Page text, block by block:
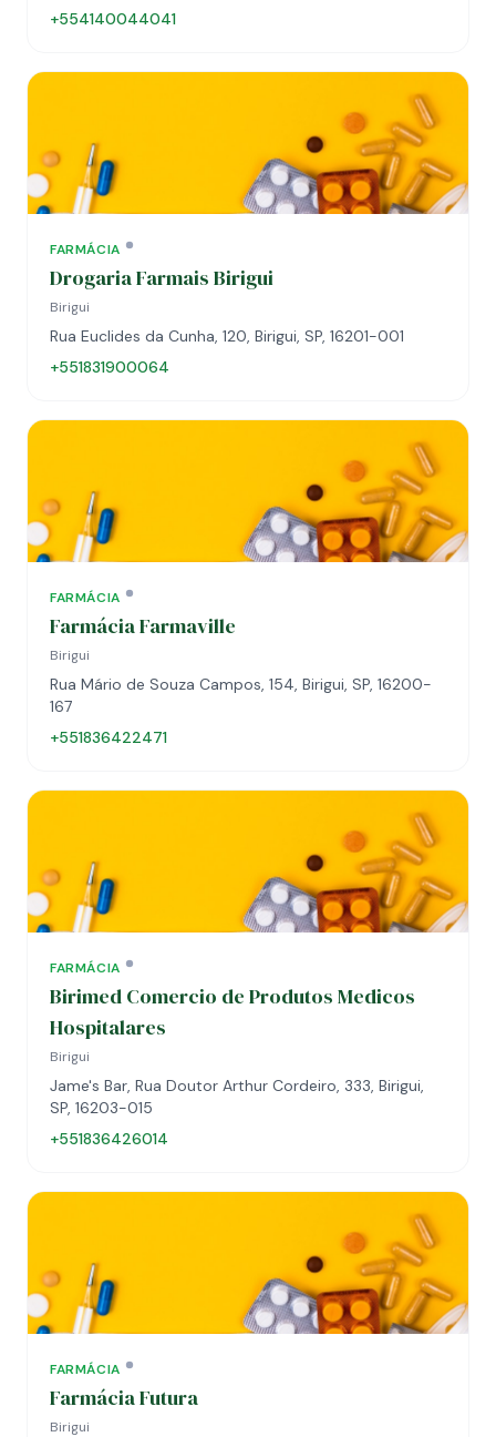
+554140044041
FARMÁCIA
Drogaria Farmais Birigui
Birigui
Rua Euclides da Cunha, 120, Birigui, SP, 16201-001
+551831900064
FARMÁCIA
Farmácia Farmaville
Birigui
Rua Mário de Souza Campos, 154, Birigui, SP, 16200-
167
+551836422471
FARMÁCIA
Birimed Comercio de Produtos Medicos
Hospitalares
Birigui
Jame's Bar, Rua Doutor Arthur Cordeiro, 333, Birigui,
SP, 16203-015
+551836426014
FARMÁCIA
Farmácia Futura
Birigui